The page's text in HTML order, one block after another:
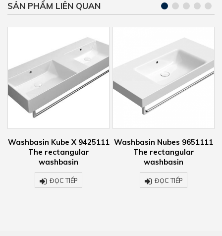
SẢN PHẨM LIÊN QUAN
9425111 Washbasin Nubes 9651111
The rectangular
washbasin
Washbasin Nubes
Rectangular